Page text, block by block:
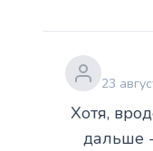
23
Хотя,
дальше